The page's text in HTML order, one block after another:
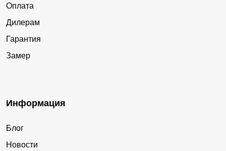
Оплата
Дилерам
Гарантия
Замер
Информация
Блог
Новости